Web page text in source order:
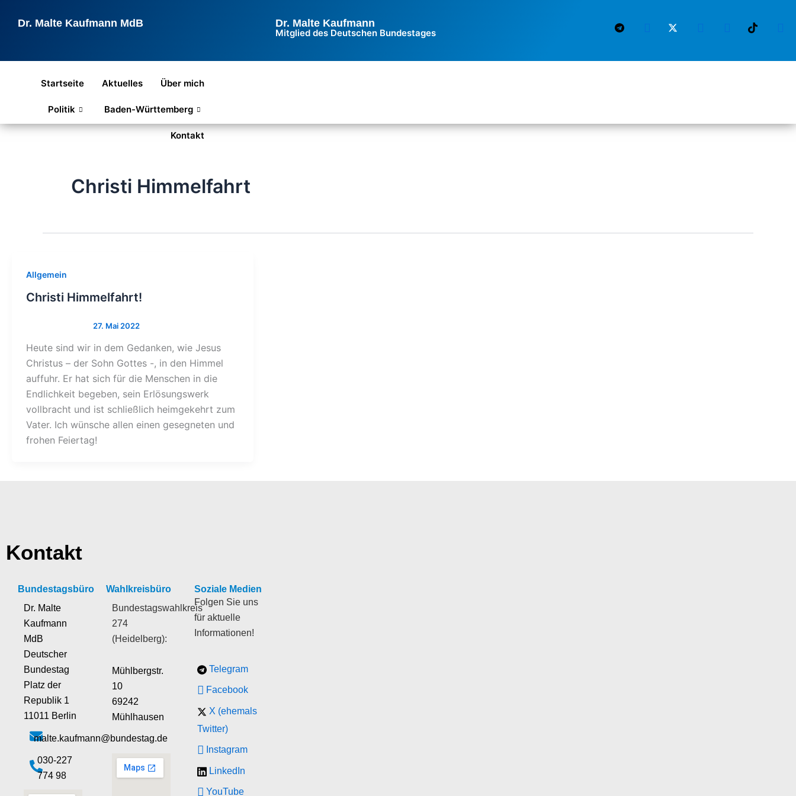
InhaltDr. Malte Kaufmann MdB Dr. Malte Kaufmann
Mitglied des Deutschen Bundestages
Startseite Aktuelles Über mich
Politik Baden-Württemberg
Kontakt
Christi Himmelfahrt
Allgemein
Christi Himmelfahrt!
Heute sind wir in dem Gedanken, wie Jesus
Christus – der Sohn Gottes -, in den Himmel
auffuhr. Er hat sich für die Menschen in die
Endlichkeit begeben, sein Erlösungswerk
vollbracht und ist schließlich heimgekehrt zum
Vater. Ich wünsche allen einen gesegneten und
frohen Feiertag!
Kontakt
Bundestagsbüro
Dr. Malte
Kaufmann
MdB
Deutscher
Bundestag
Platz der
Republik 1
11011 Berlin
malte.kaufmann@bundestag.de
‭030-227
774 98‬
Wahlkreisbüro
Bundestagswahlkreis
274
(Heidelberg):
Mühlbergstr.
10
69242
Mühlhausen
Soziale Medien
Folgen Sie uns
für aktuelle
Informationen!
Telegram
Facebook
X (ehemals
Twitter)
Instagram
LinkedIn
YouTube